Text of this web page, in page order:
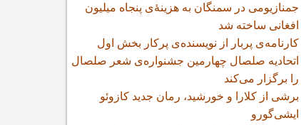
جمنازیومی در سمنگان به هزینۀ‌ی پنجاه میلیون
افغانی ساخته شد
کارنامه‌ی پربار از نویسنده‌ی پرکار بخش اول
اتحادیه صلصال چهارمین جشنواره‌ی شعر صلصال
را برگزار می‌کند
برشی از کلارا و خورشید، رمان جدید کازوئو
ایشی‌گورو